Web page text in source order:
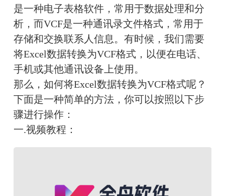
是一种电子表格软件，常用于数据处理和分
析，而VCF是一种通讯录文件格式，常用于
存储和交换联系人信息。有时候，我们需要
将Excel数据转换为VCF格式，以便在电话、
手机或其他通讯设备上使用。
那么，如何将Excel数据转换为VCF格式呢？
下面是一种简单的方法，你可以按照以下步
骤进行操作：
一.视频教程：